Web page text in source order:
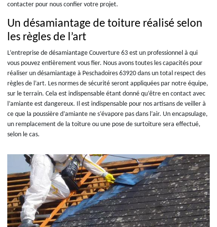
contacter pour nous confier votre projet.
Un désamiantage de toiture réalisé selon
les règles de l’art
L’entreprise de désamiantage Couverture 63 est un professionnel à qui
vous pouvez entièrement vous fier. Nous avons toutes les capacités pour
réaliser un désamiantage à Peschadoires 63920 dans un total respect des
règles de l’art. Les normes de sécurité seront appliquées par notre équipe,
sur le terrain. Cela est indispensable étant donné qu’être en contact avec
l’amiante est dangereux. Il est indispensable pour nos artisans de veiller à
ce que la poussière d’amiante ne s’évapore pas dans l’air. Un encapsulage,
un remplacement de la toiture ou une pose de surtoiture sera effectué,
selon le cas.